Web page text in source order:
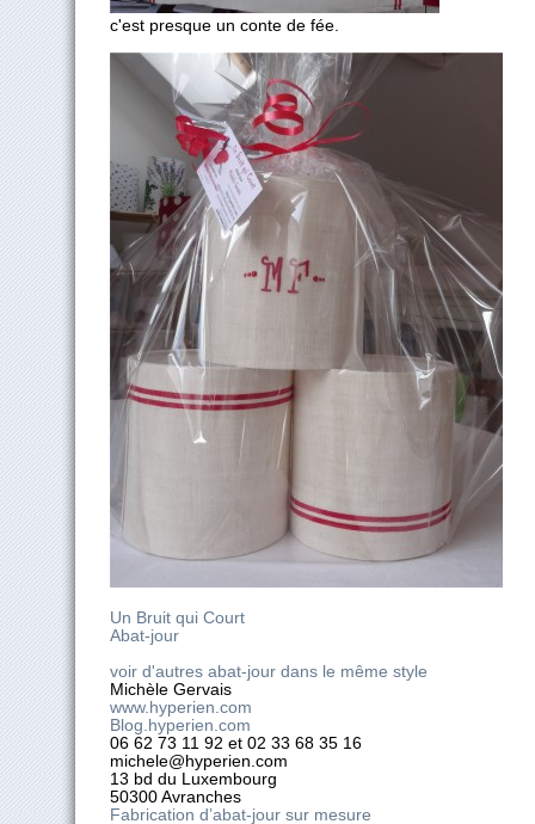
c'est presque un conte de fée.
Un Bruit qui Court
Abat-jour
voir d'autres abat-jour dans le même style
Michèle Gervais
www.hyperien.com
Blog.hyperien.com
06 62 73 11 92 et 02 33 68 35 16
michele@hyperien.com
13 bd du Luxembourg
50300 Avranches
Fabrication d’abat-jour sur mesure